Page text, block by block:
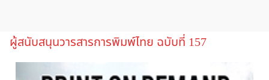
ผู้สนับสนุนวารสารการพิมพ์ไทย ฉบับที่ 157